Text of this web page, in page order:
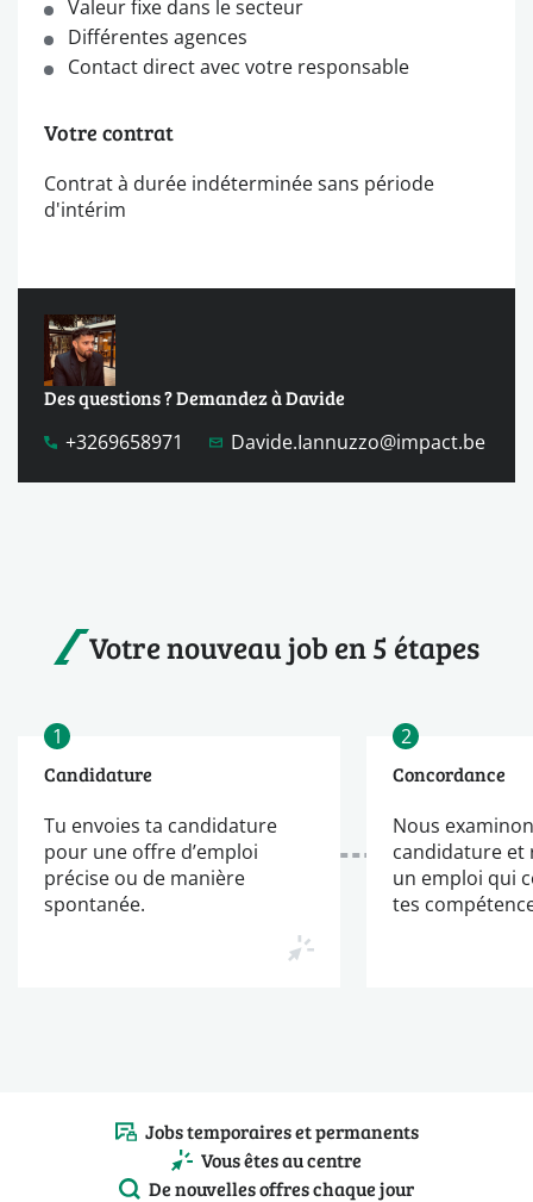
Valeur fixe dans le secteur
Différentes agences
Contact direct avec votre responsable
Votre contrat
Contrat à durée indéterminée sans période
d'intérim
Des questions ? Demandez à Davide
+3269658971
Davide.Iannuzzo@impact.be
Votre nouveau job en 5 étapes
1
Candidature
Tu envoies ta candidature
pour une offre d’emploi
précise ou de manière
spontanée.
2
Concordance
Nous
candidature et
un emploi qui
tes
Jobs temporaires et permanents
Vous êtes au centre
De nouvelles offres chaque jour